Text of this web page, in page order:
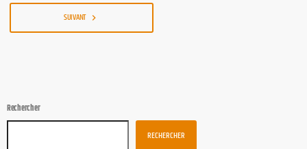
SUIVANT navigate_next
Rechercher
RECHERCHER